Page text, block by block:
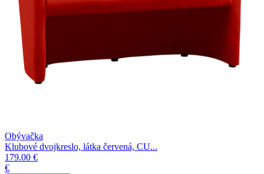
Obývačka
Klubové dvojkreslo, látka červená, CU...
179.00 €
€